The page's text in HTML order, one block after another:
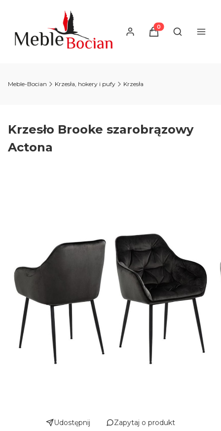
Produkty w
Otwórz
Meble-Bocian Krzesła, hokery i pufy Krzesła
Krzesło Brooke szarobrązowy
Actona
Udostępnij Zapytaj o produkt